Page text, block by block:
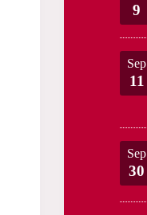
9
Sep
11
Sep
30